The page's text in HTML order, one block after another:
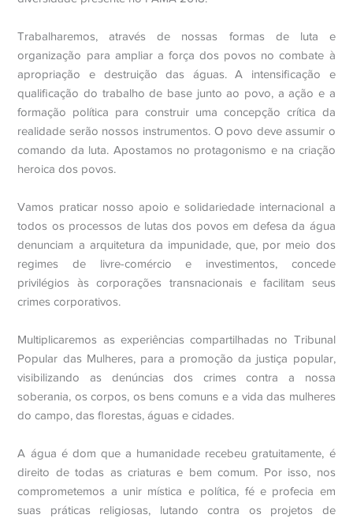
Trabalharemos, através de nossas formas de luta e
organização para ampliar a força dos povos no combate à
apropriação e destruição das águas. A intensificação e
qualificação do trabalho de base junto ao povo, a ação e a
formação política para construir uma concepção crítica da
realidade serão nossos instrumentos. O povo deve assumir o
comando da luta. Apostamos no protagonismo e na criação
heroica dos povos.
Vamos praticar nosso apoio e solidariedade internacional a
todos os processos de lutas dos povos em defesa da água
denunciam a arquitetura da impunidade, que, por meio dos
regimes de livre-comércio e investimentos, concede
privilégios às corporações transnacionais e facilitam seus
crimes corporativos.
Multiplicaremos as experiências compartilhadas no Tribunal
Popular das Mulheres, para a promoção da justiça popular,
visibilizando as denúncias dos crimes contra a nossa
soberania, os corpos, os bens comuns e a vida das mulheres
do campo, das florestas, águas e cidades.
A água é dom que a humanidade recebeu gratuitamente, é
direito de todas as criaturas e bem comum. Por isso, nos
comprometemos a unir mística e política, fé e profecia em
suas práticas religiosas, lutando contra os projetos de